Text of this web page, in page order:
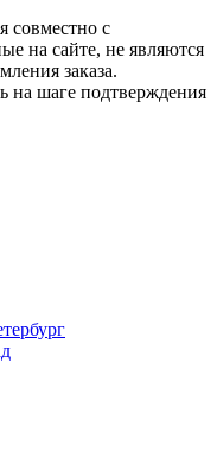
совместно с
на сайте, не являются
заказа.
на шаге подтверждения